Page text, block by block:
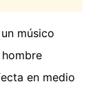
músico
en medio